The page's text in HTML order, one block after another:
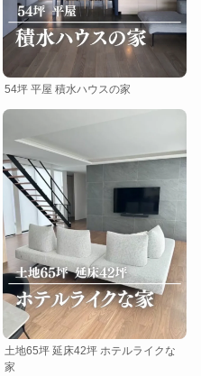
54坪 平屋 積水ハウスの家
土地65坪 延床42坪 ホテルライクな
家